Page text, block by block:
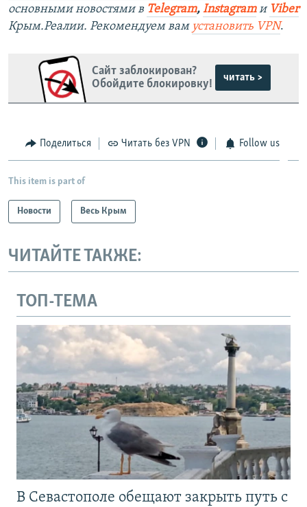
основными новостями в Telegram, Instagramи Viber
Крым.Реалии. Рекомендуем вам установить VPN.
Сайт заблокирован?
Обойдите блокировку!
читать >
Поделиться Читать без VPN Follow us
This item is part of
Новости Весь Крым
ЧИТАЙТЕ ТАКЖЕ:
ТОП-ТЕМА
В Севастополе обещают закрыть путь с